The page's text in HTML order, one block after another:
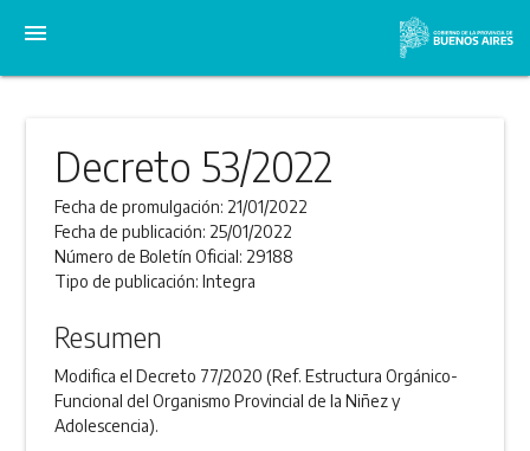
menu
Decreto 53/2022
Fecha de promulgación: 21/01/2022
Fecha de publicación: 25/01/2022
Número de Boletín Oficial: 29188
Tipo de publicación:Integra
Resumen
Modifica el Decreto 77/2020 (Ref. Estructura Orgánico-
Funcional del Organismo Provincial de la Niñez y
Adolescencia).